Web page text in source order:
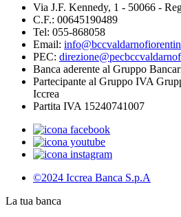
Via J.F. Kennedy, 1 - 50066 -
C.F.: 00645190489
Tel: 055-868058
Email:
PEC:
Banca aderente al Gruppo
Partecipante al Gruppo IVA
Iccrea
Partita IVA 15240741007
©2024 Iccrea Banca S.p.A
La tua banca